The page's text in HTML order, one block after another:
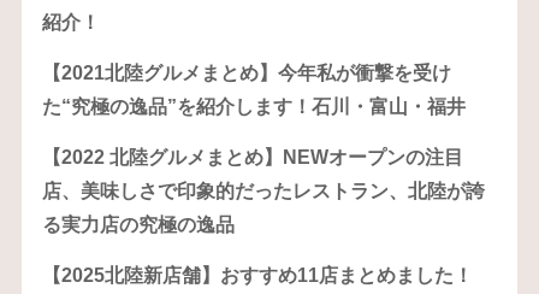
紹介！
【2021北陸グルメまとめ】今年私が衝撃を受け
た“究極の逸品”を紹介します！石川・富山・福井
【2022 北陸グルメまとめ】NEWオープンの注目
店、美味しさで印象的だったレストラン、北陸が誇
る実力店の究極の逸品
【2025北陸新店舗】おすすめ11店まとめました！